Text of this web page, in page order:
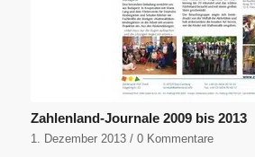
Zahlenland-Journale 2009 bis 2013
1. Dezember 2013 / 0 Kommentare